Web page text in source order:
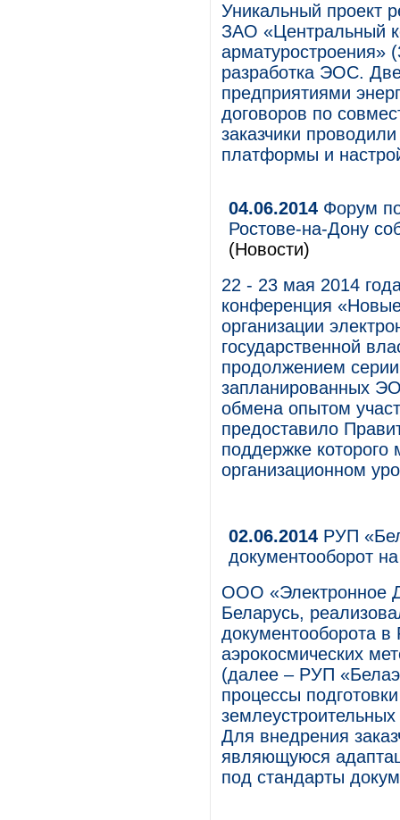
Уникальный проект
ЗАО «Центральный
разработка ЭОС.
предприятиями
договоров по
заказчики
платформы и
04.06.2014 Форум
Ростове-на-Дону
(Новости)
22 - 23 мая 2014
конференция
организации
государственной
продолжением
запланированных
обмена опытом
предоставило
поддержке
организационном
02.06.2014 РУП
документооборот
ООО «Электронное
Беларусь,
документооборота в
аэрокосмических
(далее – РУП
процессы
Для внедрения
являющуюся
под стандарты